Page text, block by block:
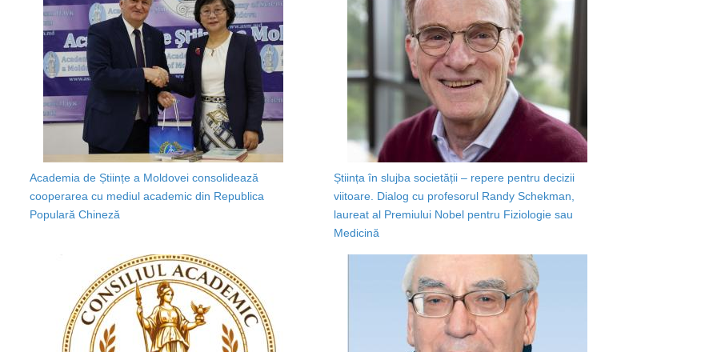
Academia de Științe a Moldovei consolidează
cooperarea cu mediul academic din Republica
Populară Chineză
Știința în slujba societății – repere pentru decizii
viitoare. Dialog cu profesorul Randy Schekman,
laureat al Premiului Nobel pentru Fiziologie sau
Medicină